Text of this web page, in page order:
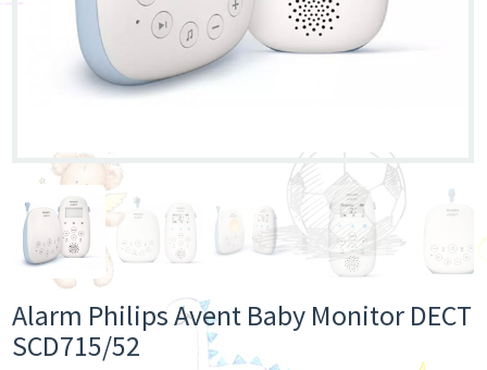
Alarm Philips Avent Baby Monitor DECT
SCD715/52